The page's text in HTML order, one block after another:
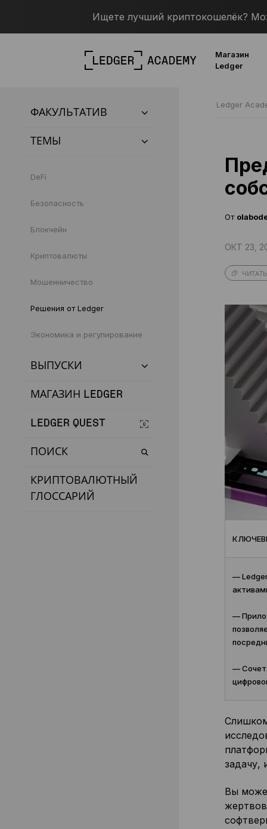
Ищете лучший криптокошелёк?
Магазин
Ledger
ФАКУЛЬТАТИВ
ТЕМЫ
DeFi
Безопасность
Блокчейн
Криптовалюты
Мошенничество
Решения от Ledger
Экономика и регулирование
ВЫПУСКИ
МАГАЗИН LEDGER
LEDGER QUEST
ПОИСК
КРИПТОВАЛЮТНЫЙ
ГЛОССАРИЙ
Ledger
От
ОКТ 23,
ЧИТАТЬ
—
—
—
задачу,
Вы